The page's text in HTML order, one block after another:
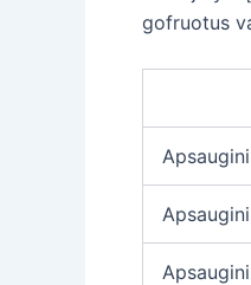
gofruotus